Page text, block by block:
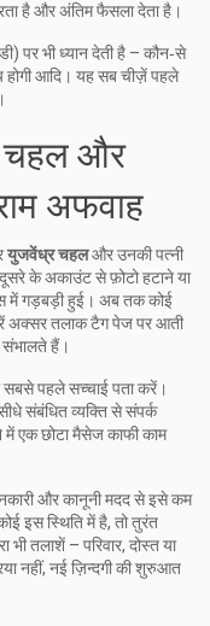
है और अंतिम फैसला देता है।
पर भी ध्यान देती है – कौन‑से
होगी आदि। यह सब चीज़ें पहले
चहल और
अफवाह
युजवेंध्र चहलऔर उनकी पत्नी
के अकाउंट से फ़ोटो हटाने या
में गड़बड़ी हुई। अब तक कोई
अक्सर तलाक टैग पेज पर आती
संभालते हैं।
सबसे पहले सच्चाई पता करें।
संबंधित व्यक्ति से संपर्क
एक छोटा मैसेज काफी काम
और कानूनी मदद से इसे कम
इस स्थिति में है, तो तुरंत
तलाशें – परिवार, दोस्त या
नहीं, नई ज़िन्दगी की शुरुआत